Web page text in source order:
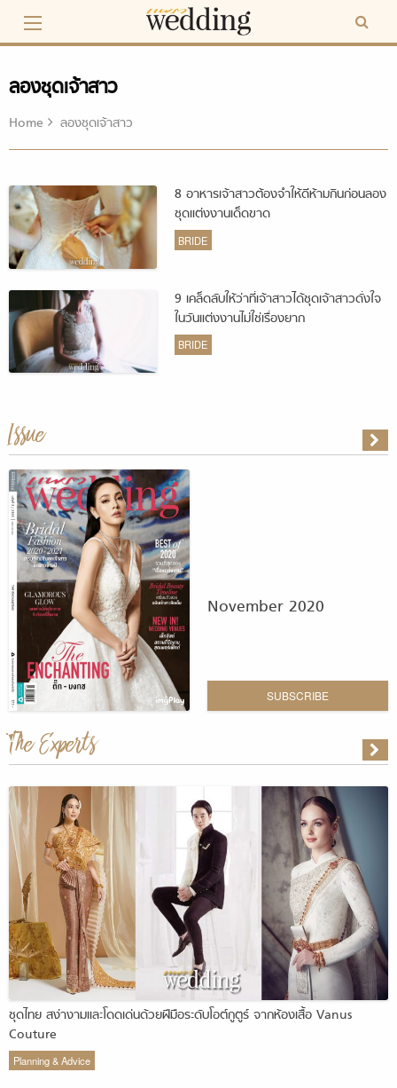
content
ลองชุดเจ้าสาว
Home ลองชุดเจ้าสาว
8 อาหารเจ้าสาวต้องจำให้ดีห้ามกินก่อนลอง
ชุดแต่งงานเด็ดขาด
BRIDE
9 เคล็ดลับให้ว่าที่เจ้าสาวได้ชุดเจ้าสาวดั่งใจ
ในวันแต่งงานไม่ใช่เรื่องยาก
BRIDE
Issue
November 2020
SUBSCRIBE
The Experts
ชุดไทย สง่างามและโดดเด่นด้วยฝีมือระดับโอต์กูตูร์ จากห้องเสื้อ Vanus
Couture
Planning & Advice